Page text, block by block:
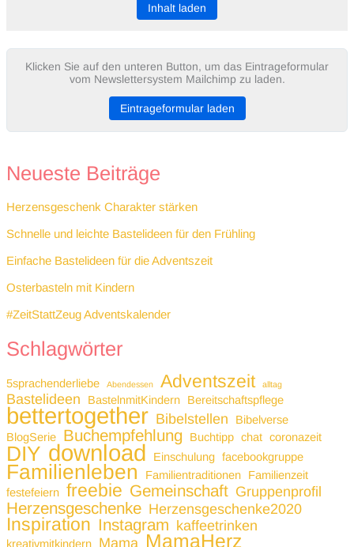
Inhalt laden
Klicken Sie auf den unteren Button, um das Eintrageformular
vom Newslettersystem Mailchimp zu laden.
Eintrageformular laden
Neueste Beiträge
Herzensgeschenk Charakter stärken
Schnelle und leichte Bastelideen für den Frühling
Einfache Bastelideen für die Adventszeit
Osterbasteln mit Kindern
#ZeitStattZeug Adventskalender
Schlagwörter
5sprachenderliebe Abendessen Adventszeit alltag
Bastelideen BastelnmitKindern Bereitschaftspflege
bettertogether Bibelstellen
Bibelverse
BlogSerie
Buchempfehlung Buchtipp chat coronazeit
DIY download Einschulung facebookgruppe
Familienleben Familientraditionen
Familienzeit
festefeiern freebie Gemeinschaft Gruppenprofil
Herzensgeschenke Herzensgeschenke2020
Inspiration Instagram kaffeetrinken
kreativmitkindern Mama MamaHerz